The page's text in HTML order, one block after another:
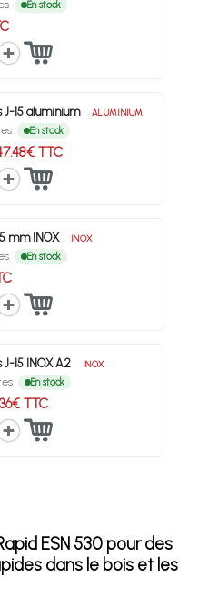
En stock
15 aluminium ALUMINIUM
En stock
TTC
mm INOX INOX
En stock
15 INOX A2 INOX
En stock
TTC
ESN 530 pour des
dans le bois et les